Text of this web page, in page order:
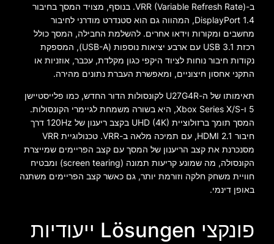
ב-VRR (Variable Refresh Rate). בנוסף, מצויד המסך בחיבור
DisplayPort 1.4, המהווה גם הוא סטנדרט מודרני לחיבור
מחשבים ומקורות וידאו אחרים. להשלמת החבילה, המסך כולל
רכזת USB 3.1 עם ארבע יציאות נוספות (USB-A), המספקת
נקודות חיבור נוחות לציוד היקפי כגון מקלדת, עכבר, אוזניות או
התקני אחסון חיצוניים, ומאפשרת העברת נתונים מהירה.
תאימותו של ה-U27G4R לקונסולות הדור החדש, כמו פלייסטיישן
5 ו-Xbox Series X/S, היא בשורה משמחת לגיימרי הקונסולות.
המסך תומך ברזולוציית UHD (4K) בקצב ריענון של 120Hz דרך
חיבור HDMI 2.1, עם תמיכה מלאה ב-VRR. טכנולוגיית VRR
מסנכרנת את קצב הריענון של המסך עם קצב הפריימים שמייצרת
הקונסולה, מה שמונע קריעות תמונה (screen tearing) ומבטיח
חוויית משחק חלקה וזורמת יותר, גם כאשר קצב הפריימים משתנה
באופן דינמי.
פונקצי Lösungen ייעודיות